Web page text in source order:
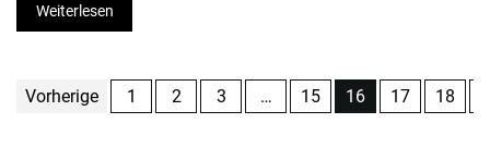
Weiterlesen
Vorherige 1 2 3 … 15 16 17 18